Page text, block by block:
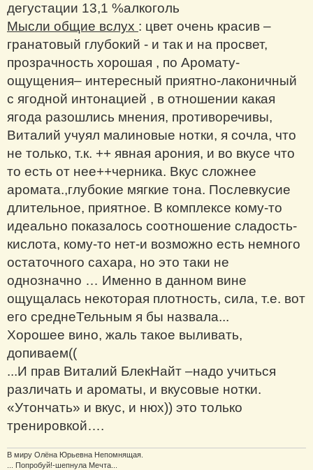
дегустации 13,1 %алкоголь
Мысли общие вслух : цвет очень красив –
гранатовый глубокий - и так и на просвет,
прозрачность хорошая , по Аромату-
ощущения– интересный приятно-лаконичный
с ягодной интонацией , в отношении какая
ягода разошлись мнения, противоречивы,
Виталий учуял малиновые нотки, я сочла, что
не только, т.к. ++ явная арония, и во вкусе что
то есть от нее++черника. Вкус сложнее
аромата.,глубокие мягкие тона. Послевкусие
длительное, приятное. В комплексе кому-то
идеально показалось соотношение сладость-
кислота, кому-то нет-и возможно есть немного
остаточного сахара, но это таки не
однозначно … Именно в данном вине
ощущалась некоторая плотность, сила, т.е. вот
его среднеТельным я бы назвала...
Хорошее вино, жаль такое выливать,
допиваем((
...И прав Виталий БлекНайт –надо учиться
различать и ароматы, и вкусовые нотки.
«Утончать» и вкус, и нюх)) это только
тренировкой….
В миру Олёна Юрьевна Непомнящая.
... Попробуй!-шепнула Мечта...